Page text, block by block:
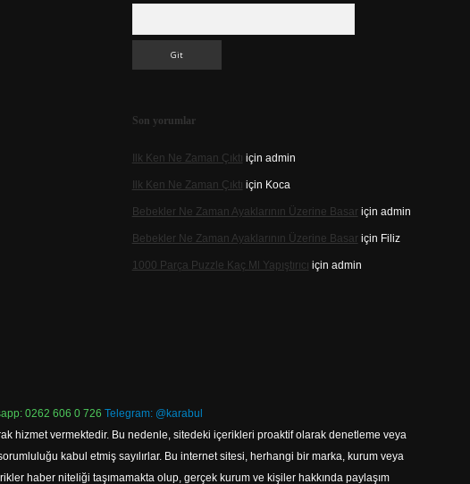
Son yorumlar
Ilk Ken Ne Zaman Çıktı için admin
Ilk Ken Ne Zaman Çıktı için Koca
Bebekler Ne Zaman Ayaklarının Üzerine Basariçin admin
Bebekler Ne Zaman Ayaklarının Üzerine Basariçin Filiz
1000 Parça Puzzle Kaç Ml Yapıştırıcı için admin
0262 606 0 726 Telegram: @karabul
hizmet vermektedir. Bu nedenle, sitedeki içerikleri proaktif olarak denetleme veya
kabul etmiş sayılırlar. Bu internet sitesi, herhangi bir marka, kurum veya
haber niteliği taşımamakta olup, gerçek kurum ve kişiler hakkında paylaşım